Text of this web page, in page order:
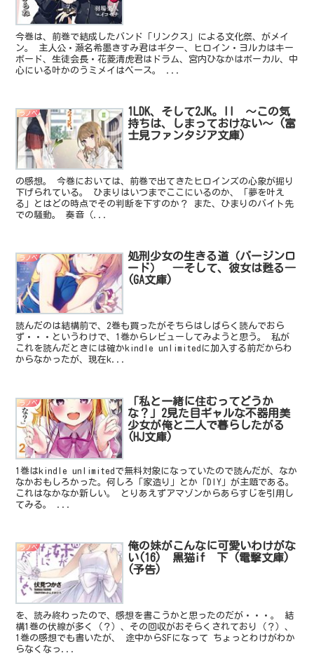
今巻は、前巻で結成したバンド「リンクス」による文化祭、がメイ
ン。 主人公・瀬名希墨きすみ君はギター、ヒロイン・ヨルカはキー
ボード、生徒会長・花菱清虎君はドラム、宮内ひなかはボーカル、中
心にいる叶かのうミメイはベース。 ...
ラノベ
1LDK、そして2JK。II ～この気
持ちは、しまっておけない～ (富
士見ファンタジア文庫)
の感想。 今巻においては、前巻で出てきたヒロインズの心象が掘り
下げられている。 ひまりはいつまでここにいるのか、「夢を叶え
る」とはどの時点でその判断を下すのか？ また、ひまりのバイト先
での騒動。 奏音（...
ラノベ
処刑少女の生きる道（バージンロ
ード） ―そして、彼女は甦る―
(GA文庫)
読んだのは結構前で、2巻も買ったがそちらはしばらく読んでおら
ず・・・というわけで、1巻からレビューしてみようと思う。 私が
これを読んだときには確かkindle unlimitedに加入する前だからわ
からなかったが、現在k...
ラノベ
「私と一緒に住むってどうか
な？」2見た目ギャルな不器用美
少女が俺と二人で暮らしたがる
(HJ文庫)
1巻はkindle unlimitedで無料対象になっていたので読んだが、なか
なかおもしろかった。何しろ「家造り」とか「DIY」が主題である。
これはなかなか新しい。 とりあえずアマゾンからあらすじを引用し
てみる。 ...
ラノベ
俺の妹がこんなに可愛いわけがな
い(16) 黒猫if 下 (電撃文庫)
(予告)
を、読み終わったので、感想を書こうかと思ったのだが・・・。 結
構1巻の伏線が多く（？）、その回収がおそらくされており（？）、
1巻の感想でも書いたが、 途中からSFになって ちょっとわけがわか
らなくなっ...